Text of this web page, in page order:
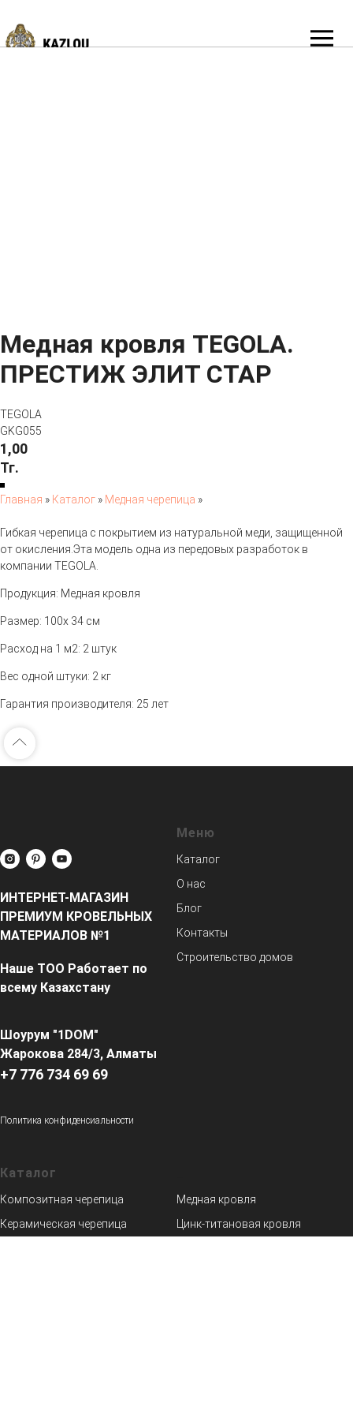
Медная кровля TEGOLA.
ПРЕСТИЖ ЭЛИТ СТАР
TEGOLA
GKG055
1,00
Тг.
Главная » Каталог » Медная черепица »
Гибкая черепица с покрытием из натуральной меди, защищенной
от окисления.Эта модель одна из передовых разработок в
компании TEGOLA.
Продукция: Медная кровля
Размер: 100x 34 см
Расход на 1 м2: 2 штук
Вес одной штуки: 2 кг
Гарантия производителя: 25 лет
ИНТЕРНЕТ-МАГАЗИН
ПРЕМИУМ КРОВЕЛЬНЫХ
МАТЕРИАЛОВ №1
Наше ТОО Работает по
всему Казахстану
Шоурум "1DOM"
Жарокова 284/3, Алматы
+7 776 734 69 69
Политика конфиденсиальности
Меню
Каталог
О нас
Блог
Контакты
Строительство домов
Каталог
Композитная черепица
Керамическая черепица
Медная кровля
Цинк-титановая кровля